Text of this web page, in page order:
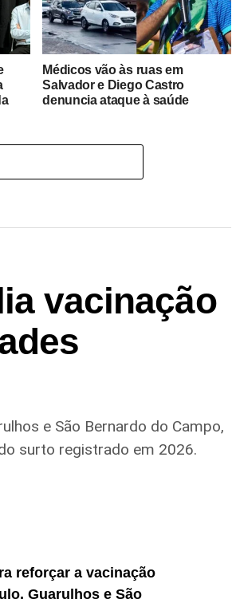
Médicos vão às ruas em
Salvador e Diego Castro
denuncia ataque à saúde
vacinação
e São Bernardo do Campo,
surto registrado em 2026.
reforçar a vacinação
Guarulhos e São